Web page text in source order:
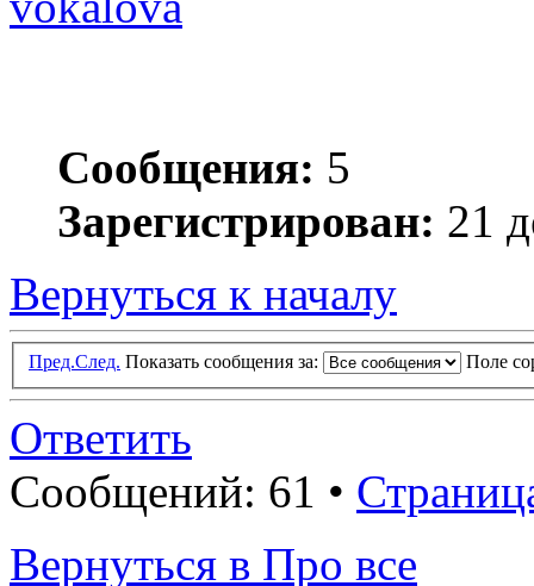
Сообщения: 5
Зарегистрирован: 21
Вернуться к началу
Пред.След. Показать сообщения за: Поле
Ответить
Сообщений: 61 •
Вернуться в Про все